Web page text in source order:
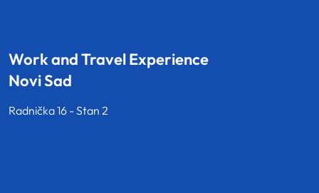
Work and Travel Experience
Novi Sad
Radnička 16 - Stan 2